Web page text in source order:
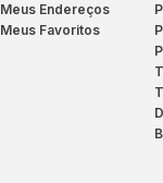
Meus Endereços
Meus Favoritos